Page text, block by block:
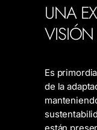
UNA
VISIÓN
Es
de la